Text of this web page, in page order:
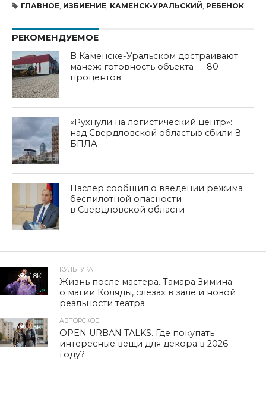
ГЛАВНОЕ, ИЗБИЕНИЕ, КАМЕНСК-УРАЛЬСКИЙ РЕБЕНОК
РЕКОМЕНДУЕМОЕ
В Каменске-Уральском достраивают
манеж: готовность объекта — 80
процентов
«Рухнули на логистический центр»:
над Свердловской областью сбили 8
БПЛА
Паслер сообщил о введении режима
беспилотной опасности
в Свердловской области
1.8K
КУЛЬТУРА
Жизнь после мастера. Тамара Зимина —
о магии Коляды, слёзах в зале и новой
реальности театра
1.5K
АВТОРСКОЕ
OPEN URBAN TALKS. Где покупать
интересные вещи для декора в 2026
году?